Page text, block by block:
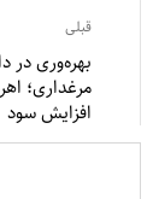
قبلی
بهره‌وری در
مرغداری؛
افزایش سود